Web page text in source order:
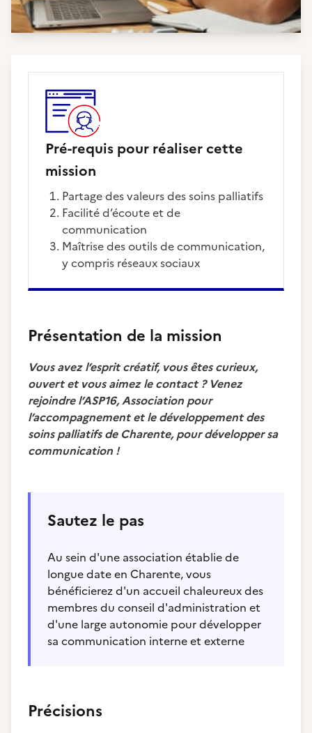
Pré-requis pour réaliser cette
mission
Partage des valeurs des soins palliatifs
Facilité d’écoute et de
communication
Maîtrise des outils de communication,
y compris réseaux sociaux
Présentation de la mission
Vous avez l’esprit créatif, vous êtes curieux,
ouvert et vous aimez le contact ? Venez
rejoindre l’ASP16, Association pour
l’accompagnement et le développement des
soins palliatifs de Charente, pour développer sa
communication !
Sautez le pas
Au sein d'une association établie de
longue date en Charente, vous
bénéficierez d'un accueil chaleureux des
membres du conseil d'administration et
d'une large autonomie pour développer
sa communication interne et externe
Précisions